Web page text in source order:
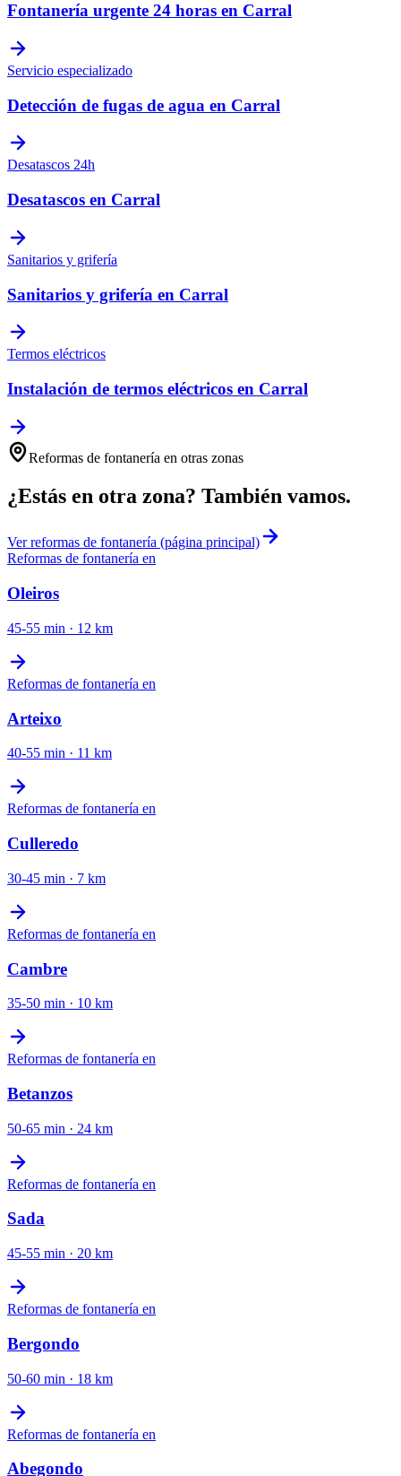
Fontanería urgente 24 horas en Carral
Servicio especializado
Detección de fugas de agua en Carral
Desatascos 24h
Desatascos en Carral
Sanitarios y grifería
Sanitarios y grifería en Carral
Termos eléctricos
Instalación de termos eléctricos en Carral
Reformas de fontanería en otras zonas
¿Estás en otra zona? También vamos.
Verreformas de fontanería (página principal)
Reformas de fontanería en
Oleiros
45-55 min · 12 km
Reformas de fontanería en
Arteixo
40-55 min · 11 km
Reformas de fontanería en
Culleredo
30-45 min · 7 km
Reformas de fontanería en
Cambre
35-50 min · 10 km
Reformas de fontanería en
Betanzos
50-65 min · 24 km
Reformas de fontanería en
Sada
45-55 min · 20 km
Reformas de fontanería en
Bergondo
50-60 min · 18 km
Reformas de fontanería en
Abegondo